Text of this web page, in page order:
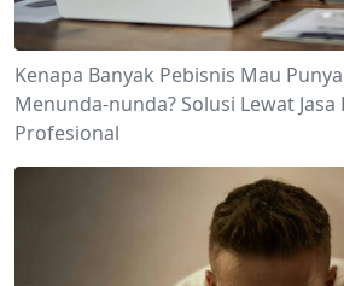
Kenapa Banyak Pebisnis Mau
Menunda-nunda? Solusi Lewat
Profesional